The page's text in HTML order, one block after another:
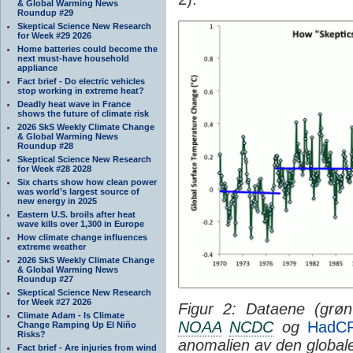
& Global Warming News
Roundup #29
Skeptical Science New Research
for Week #29 2026
Home batteries could become the
next must-have household
appliance
Fact brief - Do electric vehicles
stop working in extreme heat?
Deadly heat wave in France
shows the future of climate risk
2026 SkS Weekly Climate Change
& Global Warming News
Roundup #28
Skeptical Science New Research
for Week #28 2028
Six charts show how clean power
was world’s largest source of
new energy in 2025
Eastern U.S. broils after heat
wave kills over 1,300 in Europe
How climate change influences
extreme weather
2026 SkS Weekly Climate Change
& Global Warming News
Roundup #27
Skeptical Science New Research
for Week #27 2026
Climate Adam - Is Climate
Change Ramping Up El Niño
Risks?
Fact brief - Are injuries from wind
Figur 2: Dataene
NOAA NCDCog
anomalien av den